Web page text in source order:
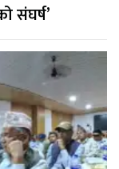
संघर्ष’